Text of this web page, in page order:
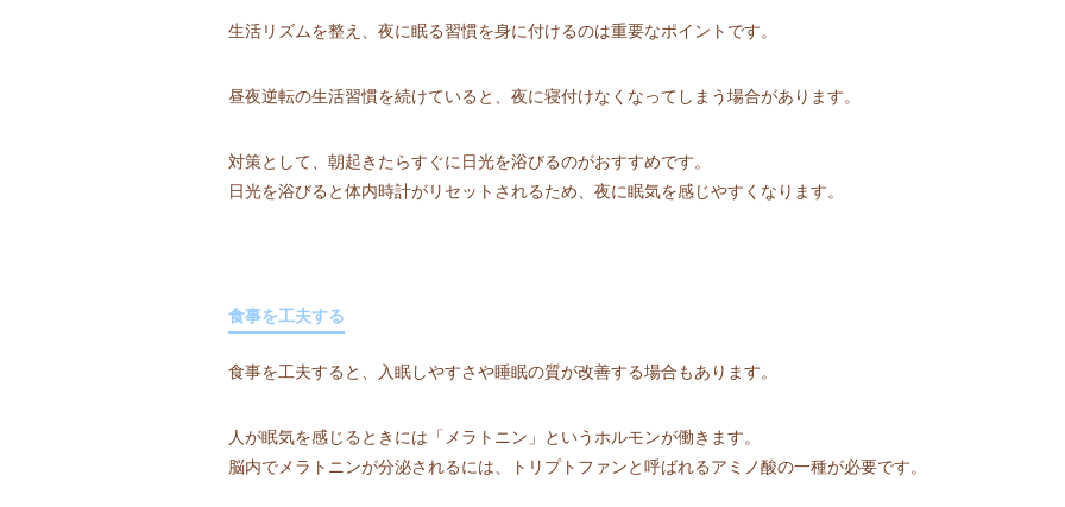
生活リズムを整え、夜に眠る習慣を身に付けるのは重要なポイントです。
昼夜逆転の生活習慣を続けていると、夜に寝付けなくなってしまう場合があります。
対策として、朝起きたらすぐに日光を浴びるのがおすすめです。
日光を浴びると体内時計がリセットされるため、夜に眠気を感じやすくなります。
食事を工夫する
食事を工夫すると、入眠しやすさや睡眠の質が改善する場合もあります。
人が眠気を感じるときには「メラトニン」というホルモンが働きます。
脳内でメラトニンが分泌されるには、トリプトファンと呼ばれるアミノ酸の一種が必要です。